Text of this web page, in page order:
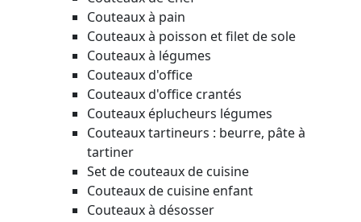
Couteaux à pain
Couteaux à poisson et filet de sole
Couteaux à légumes
Couteaux d'office
Couteaux d'office crantés
Couteaux éplucheurs légumes
Couteaux tartineurs : beurre, pâte à
tartiner
Set de couteaux de cuisine
Couteaux de cuisine enfant
Couteaux à désosser